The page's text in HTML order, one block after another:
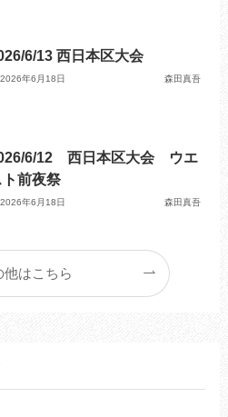
6/13 西日本区大会
2026年6月18日 森田真吾
6/12 西日本区大会 ウエ
ト前夜祭
2026年6月18日 森田真吾
他はこちら